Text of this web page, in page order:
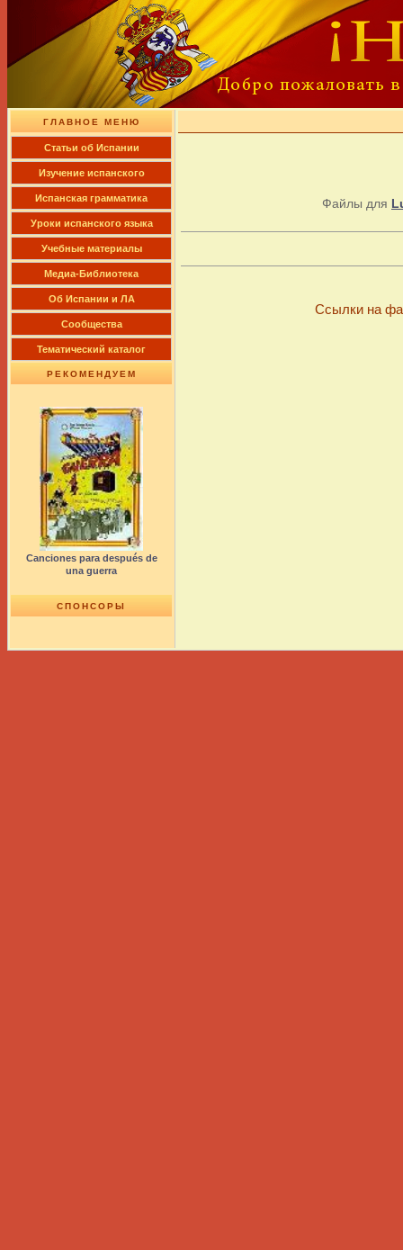
ГЛАВНОЕ МЕНЮ
Cтатьи об Испании
Изучение испанского
Испанская грамматика
Уроки испанского языка
Учебные материалы
Медиа-Библиотека
Об Испании и ЛА
Сообщества
Тематический каталог
РЕКОМЕНДУЕМ
Canciones para después de
una guerra
СПОНСОРЫ
Файлы для
Ссылки на